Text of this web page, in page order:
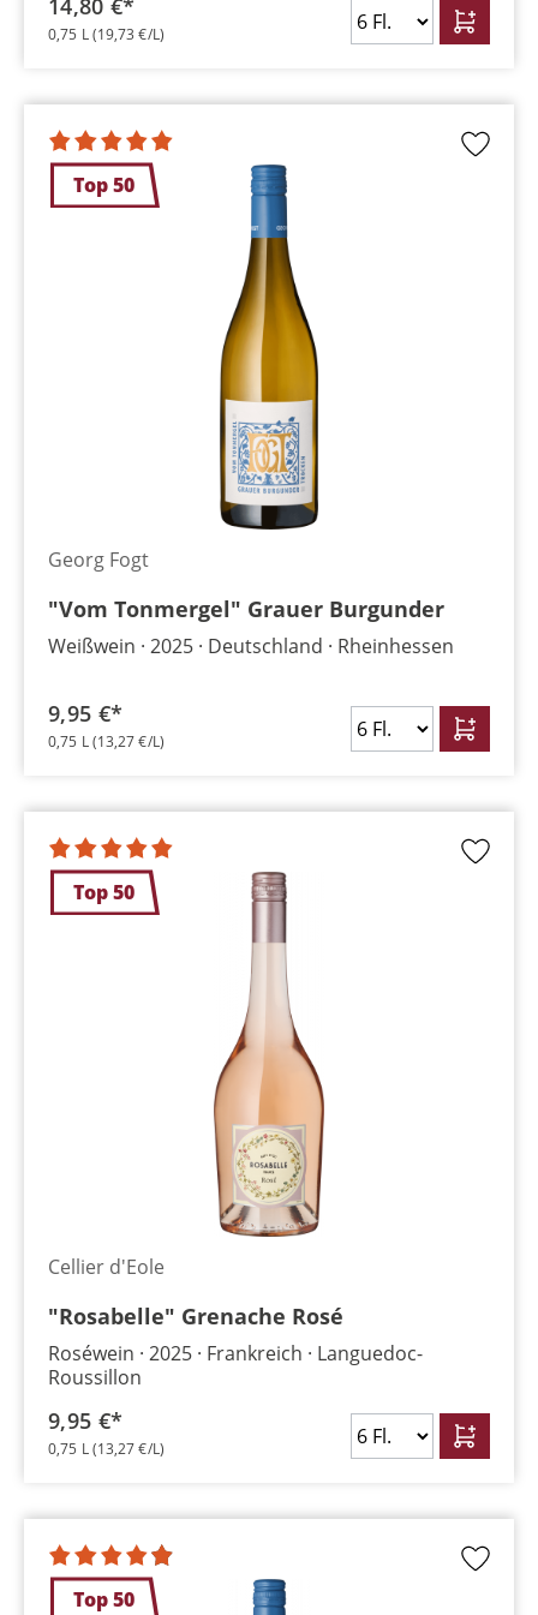
14,80 €*
0,75 L(19,73 €/L)
Top 50
Georg Fogt
"Vom Tonmergel" Grauer Burgunder
Weißwein 2025 Deutschland Rheinhessen
9,95 €*
0,75 L(13,27 €/L)
Top 50
Cellier d'Eole
"Rosabelle" Grenache Rosé
Roséwein 2025 Frankreich
Languedoc-
Roussillon
9,95 €*
0,75 L(13,27 €/L)
Top 50